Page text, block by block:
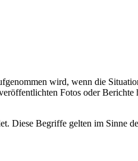
wird, wenn die
Fotos oder Berichte
Diese Begriffe gelten im Sinne